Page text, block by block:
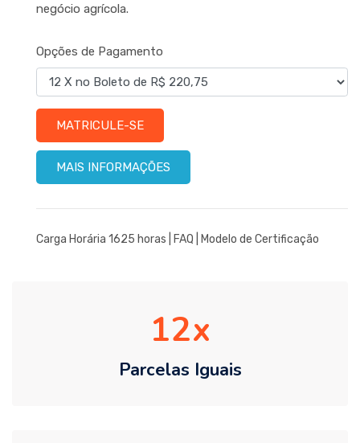
negócio agrícola.
Opções de Pagamento
MATRICULE-SE
MAIS INFORMAÇÕES
Carga Horária 1625 horas | FAQ Modelo de Certificação
12
Parcelas Iguais